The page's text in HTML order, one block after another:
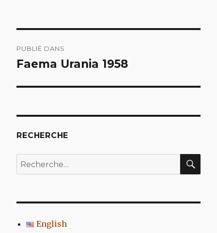
de
PUBLIÉ DANS
Faema Urania 1958
RECHERCHE
Recherche
pour
English